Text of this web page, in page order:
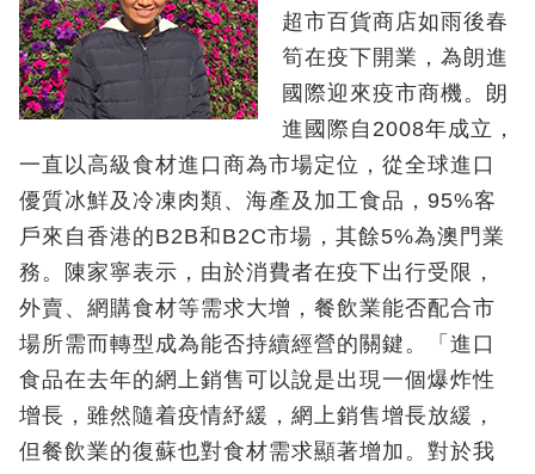
超市百貨商店如雨後春
筍在疫下開業，為朗進
國際迎來疫市商機。朗
進國際自2008年成立，
一直以高級食材進口商為市場定位，從全球進口
優質冰鮮及冷凍肉類、海產及加工食品，95%客
戶來自香港的B2B和B2C市場，其餘5%為澳門業
務。陳家寧表示，由於消費者在疫下出行受限，
外賣、網購食材等需求大增，餐飲業能否配合市
場所需而轉型成為能否持續經營的關鍵。「進口
食品在去年的網上銷售可以說是出現一個爆炸性
增長，雖然隨着疫情紓緩，網上銷售增長放緩，
但餐飲業的復蘇也對食材需求顯著增加。對於我